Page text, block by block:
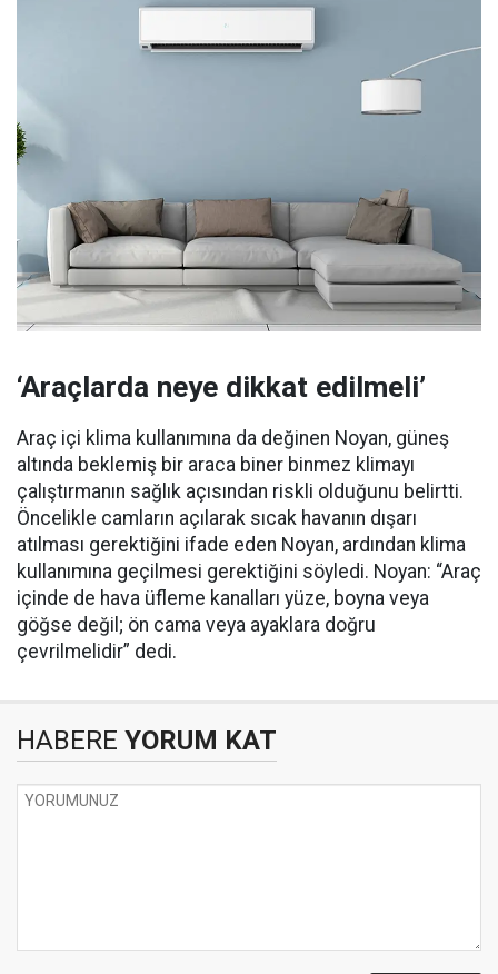
‘Araçlarda neye dikkat edilmeli’
Araç içi klima kullanımına da değinen Noyan, güneş
altında beklemiş bir araca biner binmez klimayı
çalıştırmanın sağlık açısından riskli olduğunu belirtti.
Öncelikle camların açılarak sıcak havanın dışarı
atılması gerektiğini ifade eden Noyan, ardından klima
kullanımına geçilmesi gerektiğini söyledi. Noyan: “Araç
içinde de hava üfleme kanalları yüze, boyna veya
göğse değil; ön cama veya ayaklara doğru
çevrilmelidir” dedi.
HABERE YORUM KAT